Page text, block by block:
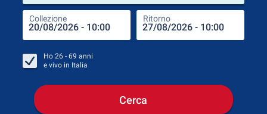
Collezione Ritorno
Ho 26 - 69 anni
e vivo in Italia
Cerca